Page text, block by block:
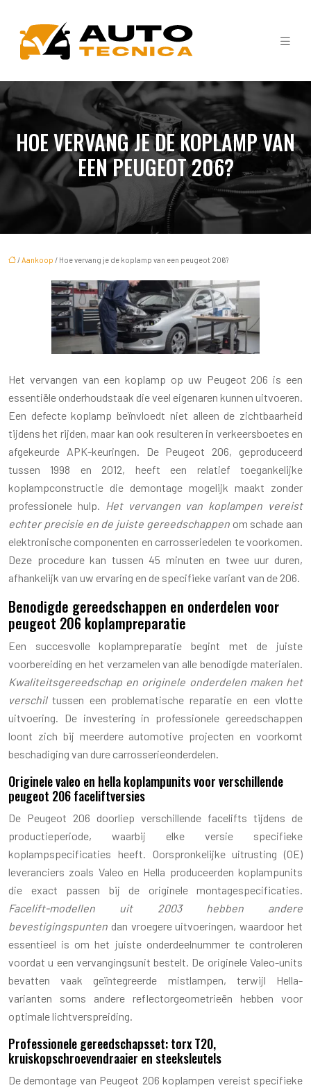
HOE VERVANG JE DE KOPLAMP VAN
EEN PEUGEOT 206?
/Aankoop / Hoe vervang je de koplamp van een peugeot 206?
Het vervangen van een koplamp op uw Peugeot 206 is een
essentiële onderhoudstaak die veel eigenaren kunnen uitvoeren.
Een defecte koplamp beïnvloedt niet alleen de zichtbaarheid
tijdens het rijden, maar kan ook resulteren in verkeersboetes en
afgekeurde APK-keuringen. De Peugeot 206, geproduceerd
tussen 1998 en 2012, heeft een relatief toegankelijke
koplampconstructie die demontage mogelijk maakt zonder
professionele hulp. Het vervangen van koplampen vereist
echter precisie en de juiste gereedschappenom schade aan
elektronische componenten en carrosseriedelen te voorkomen.
Deze procedure kan tussen 45 minuten en twee uur duren,
afhankelijk van uw ervaring en de specifieke variant van de 206.
Benodigde gereedschappen en onderdelen voor
peugeot 206 koplampreparatie
Een succesvolle koplampreparatie begint met de juiste
voorbereiding en het verzamelen van alle benodigde materialen.
Kwaliteitsgereedschap en originele onderdelen maken het
verschiltussen een problematische reparatie en een vlotte
uitvoering. De investering in professionele gereedschappen
loont zich bij meerdere automotive projecten en voorkomt
beschadiging van dure carrosserieonderdelen.
Originele valeo en hella koplampunits voor verschillende
peugeot 206 faceliftversies
De Peugeot 206 doorliep verschillende facelifts tijdens de
productieperiode, waarbij elke versie specifieke
koplampspecificaties heeft. Oorspronkelijke uitrusting (OE)
leveranciers zoals Valeo en Hella produceerden koplampunits
die exact passen bij de originele montagespecificaties.
Facelift-modellen uit 2003 hebben andere
bevestigingspunten dan vroegere uitvoeringen, waardoor het
essentieel is om het juiste onderdeelnummer te controleren
voordat u een vervangingsunit bestelt. De originele Valeo-units
bevatten vaak geïntegreerde mistlampen, terwijl Hella-
varianten soms andere reflectorgeometrieën hebben voor
optimale lichtverspreiding.
Professionele gereedschapsset: torx T20,
kruiskopschroevendraaier en steeksleutels
De demontage van Peugeot 206 koplampen vereist specifieke